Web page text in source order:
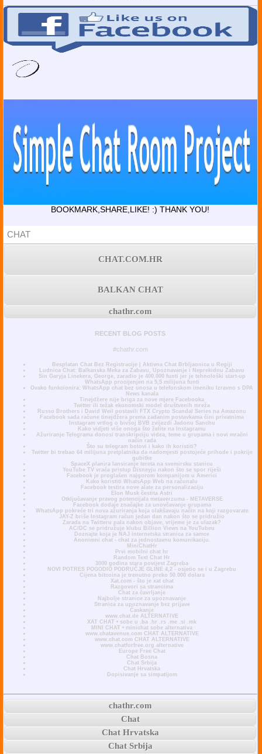
BOOKMARK,SHARE,LIKE! :) THANK YOU!
CHAT
CHAT.COM.HR
BALKAN CHAT
chathr.com
RECENT BLOG POSTS
#chathr.com
Besplatan Chat Bez Registracije | Aktivna Chat Brbljaonica u Regiji
Ludnica Chat: Balkanska Meka za Zabavu, Upoznavanje i Neprekidnu Zabavu
Sin Garyja Linekera, George, zaradio je 400.000 funti jer je tehnološki start-up
WhatsApp procijenjen na 5,5 milijuna funti
Ovako funkcionira: WhatsApp chat bez unosa u telefonskom imeniku Izravno s DPA
News kanala
Tinejdžere nije briga za nove mjere Facebooka
Twitter ili težak ekonomski model društvenih mreža
Russo Brothers i David Weil postavili FTX Crypto Scandal Series na Amazonu
Facebook sada račune tinejdžera prema zadanim postavkama čini privatnima
Instagram vrtlog o bivšoj BVB zvijezdi Jadonu Sanchu
Kako vidjeti više onoga što želite na Instagramu
Ažuriranje Telegrama donosi transkripciju videa, teme u grupama i novi mračni
način rada
Što su telegram botovi i kako ih koristiti?
Twitter bi trebao 64 milijuna pretplatnika da nadomjesti postojeće prihode i pokrije
gubitke
SpaceX planira lansiranje tereta na svemirsku stanicu
YouTube TV vraća pristup Disneyju nakon što se spor riješi
Facebook je proglašen najgorom kompanijom u Americi
Kako koristiti WhatsApp Web na računalu
Facebook testira nove alate za personalizaciju
Elon Musk čestita Astri
Otključavanje pravog potencijala metaverzuma - METAVERSE
Facebook dodaje značajke za unovčavanje grupama
WhatsApp pokreće tri nova ažuriranja koja olakšavaju način na koji razgovarate
JAY-Z briše Instagram račun jedan dan nakon što se pridružio
Zarada na Twitteru pala nakon objave, vrijeme je za ulazak?
AC/DC se pridružuje klubu Billion Views na YouTubeu
Doznajte koja je NAJ internetska stranica za samce
Anonimni chat - chat za jednostavnu komunikaciju.
MiniChatHr
Prvi mobilni chat hr
Random Text Chat Hr
3000 godina stara povijest Zagreba
NOVI POTRES POGODIO PODRUČJE GLINE 4,2 - osjetio se i u Zagrebu
Cijena bitcoina je trenutno preko 50.000 dolara
Xat.com - što je xat chat
Razgovori sa strancima
Chat za čavrljanje
Najbolje stranice za upoznavanje
Stranica za upoznavanje bez prijave
Časkanje
www.chat.de ALTERNATIVE
XAT CHAT • sobe u .ba .hr .rs .me .si .mk
MINI CHAT • minichat sobe alternativa
www.chatavenue.com CHAT ALTERNATIVE
www.chat.com CHAT ALTERNATIVE
www.chatforfree.org alternative
Europe Free Chat
Chat Bosna
Chat Srbija
Chat Hrvatska
Dopisivanje sa simpatijom
chathr.com
Chat
Chat Hrvatska
Chat Srbija